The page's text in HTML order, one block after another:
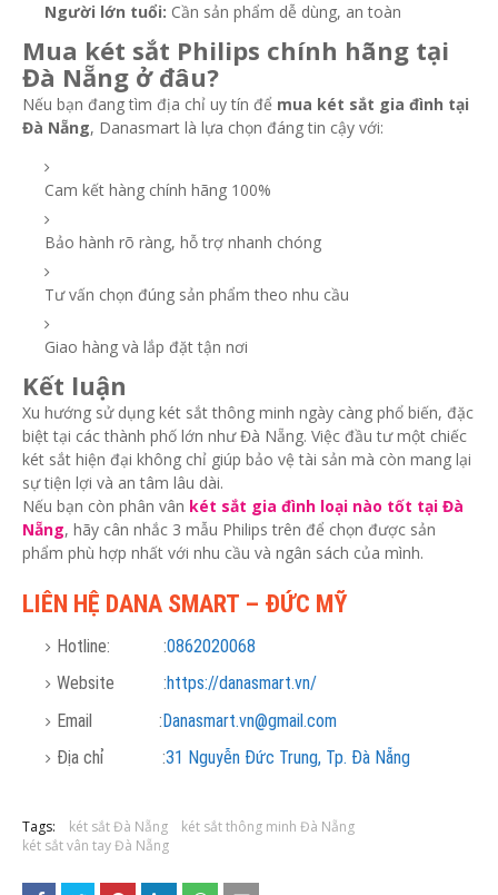
Người lớn tuổi: Cần sản phẩm dễ dùng, an toàn
Mua két sắt Philips chính hãng tại
Đà Nẵng ở đâu?
Nếu bạn đang tìm địa chỉ uy tín để mua két sắt gia đình tại
Đà Nẵng, Danasmart là lựa chọn đáng tin cậy với:
Cam kết hàng chính hãng 100%
Bảo hành rõ ràng, hỗ trợ nhanh chóng
Tư vấn chọn đúng sản phẩm theo nhu cầu
Giao hàng và lắp đặt tận nơi
Kết luận
Xu hướng sử dụng két sắt thông minh ngày càng phổ biến, đặc
biệt tại các thành phố lớn như Đà Nẵng. Việc đầu tư một chiếc
két sắt hiện đại không chỉ giúp bảo vệ tài sản mà còn mang lại
sự tiện lợi và an tâm lâu dài.
Nếu bạn còn phân vân két sắt gia đình loại nào tốt tại Đà
Nẵng, hãy cân nhắc 3 mẫu Philips trên để chọn được sản
phẩm phù hợp nhất với nhu cầu và ngân sách của mình.
LIÊN HỆ DANA SMART – ĐỨC MỸ
Hotline: :0862020068
Website :https://danasmart.vn/
Email :Danasmart.vn@gmail.com
Địa chỉ :31 Nguyễn Đức Trung, Tp. Đà Nẵng
Tags: két sắt Đà Nẵng
két sắt thông minh Đà Nẵng
két sắt vân tay Đà Nẵng